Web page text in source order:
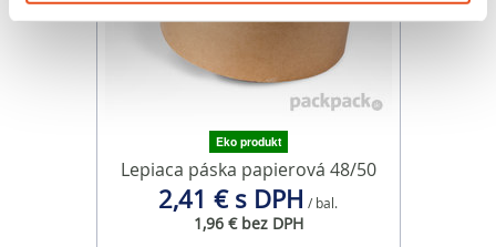
o používaní súborov cookie.
Na prispôsobenie obsahu a reklám, poskytovanie funkcií
sociálnych médií a analýzu návštevnosti používame
webové stránky, poskytujeme aj našim partnerom v
oblasti sociálnych médií, inzercie a analýzy. Títo partneri
môžu príslušné informácie skombinovať s ďalšími
údajmi, ktoré ste im poskytli alebo ktoré od vás získali,
Eko produkt
Lepiaca páska papierová 48/50
2,41 € s DPH / bal.
1,96 € bez DPH